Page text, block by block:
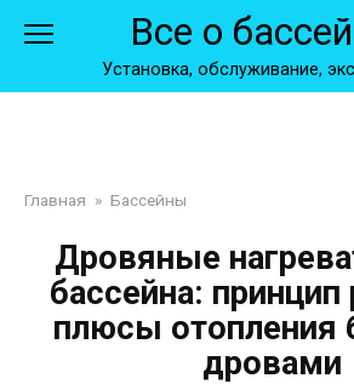
Все о
Установка, обслуживание,
Главная » Бассейны
Дровяные
бассейна:
плюсы отопления
дровами